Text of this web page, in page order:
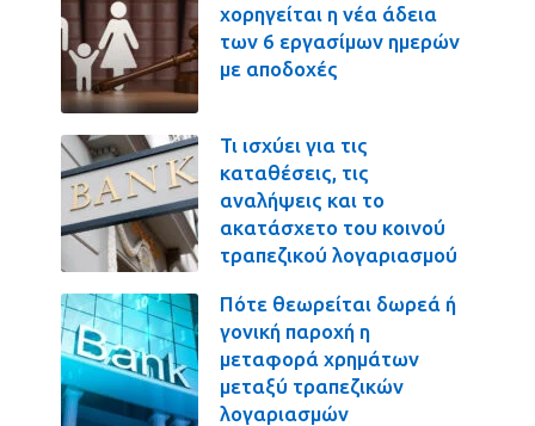
χορηγείται η νέα άδεια
των 6 εργασίμων ημερών
με αποδοχές
Τι ισχύει για τις
καταθέσεις, τις
αναλήψεις και το
ακατάσχετο του κοινού
τραπεζικού λογαριασμού
Πότε θεωρείται δωρεά ή
γονική παροχή η
μεταφορά χρημάτων
μεταξύ τραπεζικών
λογαριασμών